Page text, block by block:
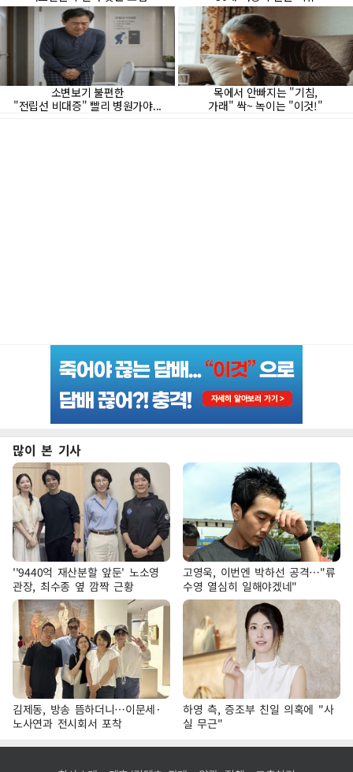
많이 본 기사
''9440억 재산분할 앞둔' 노소영
관장, 최수종 옆 깜짝 근황
고영욱, 이번엔 박하선 공격…"류
수영 열심히 일해야겠네"
김제동, 방송 뜸하더니…이문세·
노사연과 전시회서 포착
하영 측, 증조부 친일 의혹에 "사
실 무근"